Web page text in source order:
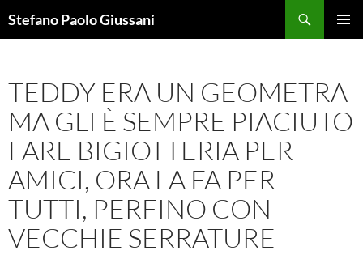
alStefano Paolo Giussani
TEDDY ERA UN GEOMETRA
MA GLI È SEMPRE PIACIUTO
FARE BIGIOTTERIA PER
AMICI, ORA LA FA PER
TUTTI, PERFINO CON
VECCHIE SERRATURE